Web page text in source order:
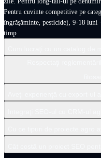
Pentru cuvinte competitive pe
îngrăşăminte, pesticide), 9-18
timp.